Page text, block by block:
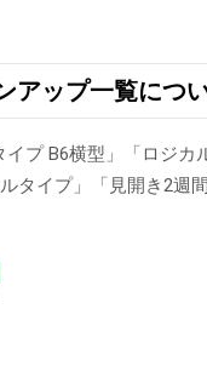
アップ一覧につ
プ B6横型」「ロジ
タイプ」「見開き2週